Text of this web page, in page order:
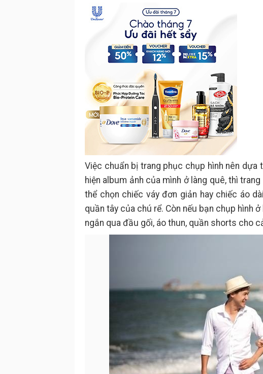
Việc chuẩn bị trang phục chụp hình nên
hiện album ảnh của mình ở làng quê, thì
thể chọn chiếc váy đơn giản hay chiếc áo
quần tây của chú rể. Còn nếu bạn chụp hình
ngắn qua đầu gối, áo thun, quần shorts cho